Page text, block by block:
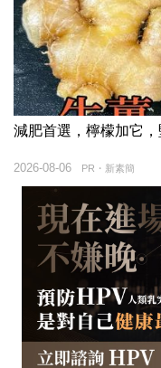
減肥首選，檸檬加它
PR・新素簡
2026-08-06